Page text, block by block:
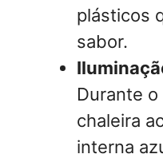
plásticos
sabor.
Durante
chaleira
interna